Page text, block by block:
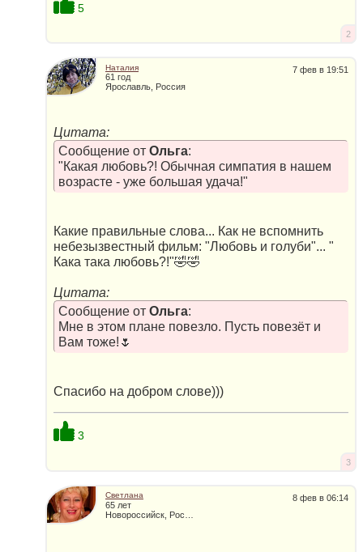
5
2
7 фев в 19:51
Наталия
61 год
Ярославль, Россия
Цитата:
Сообщение от Ольга:
"Какая любовь?! Обычная симпатия в нашем
возрасте - уже большая удача!"
Какие правильные слова... Как не вспомнить
небезызвестный фильм: "Любовь и голуби"... "
Кака така любовь?!"🤣🤣
Цитата:
Сообщение от Ольга:
Мне в этом плане повезло. Пусть повезёт и
Вам тоже!🌷
Спасибо на добром слове)))
3
3
8 фев в 06:14
Светлана
65 лет